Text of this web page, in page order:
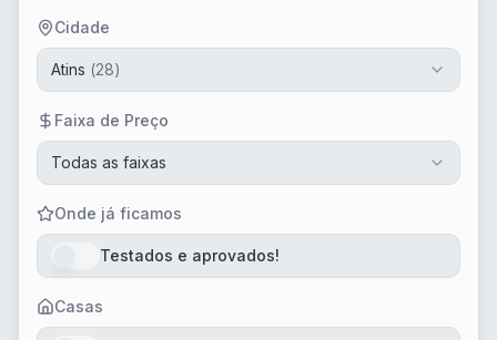
Cidade
Atins (28)
Faixa de Preço
Todas as faixas
Onde já ficamos
Testados e aprovados!
Casas